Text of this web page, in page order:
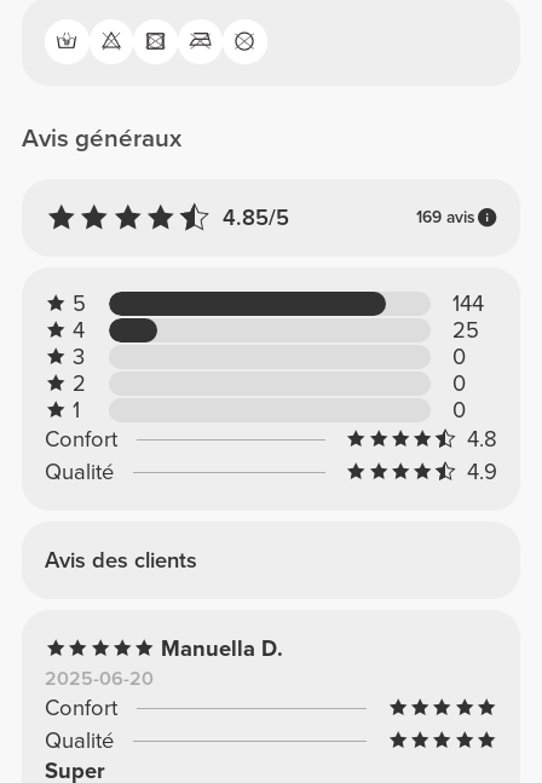
Avis généraux
4.85/5 169 avis
5
144
4
25
3
0
2
0
1
0
Confort
4.8
Qualité
4.9
Avis des clients
Manuella D.
2025-06-20
Confort
Qualité
Super